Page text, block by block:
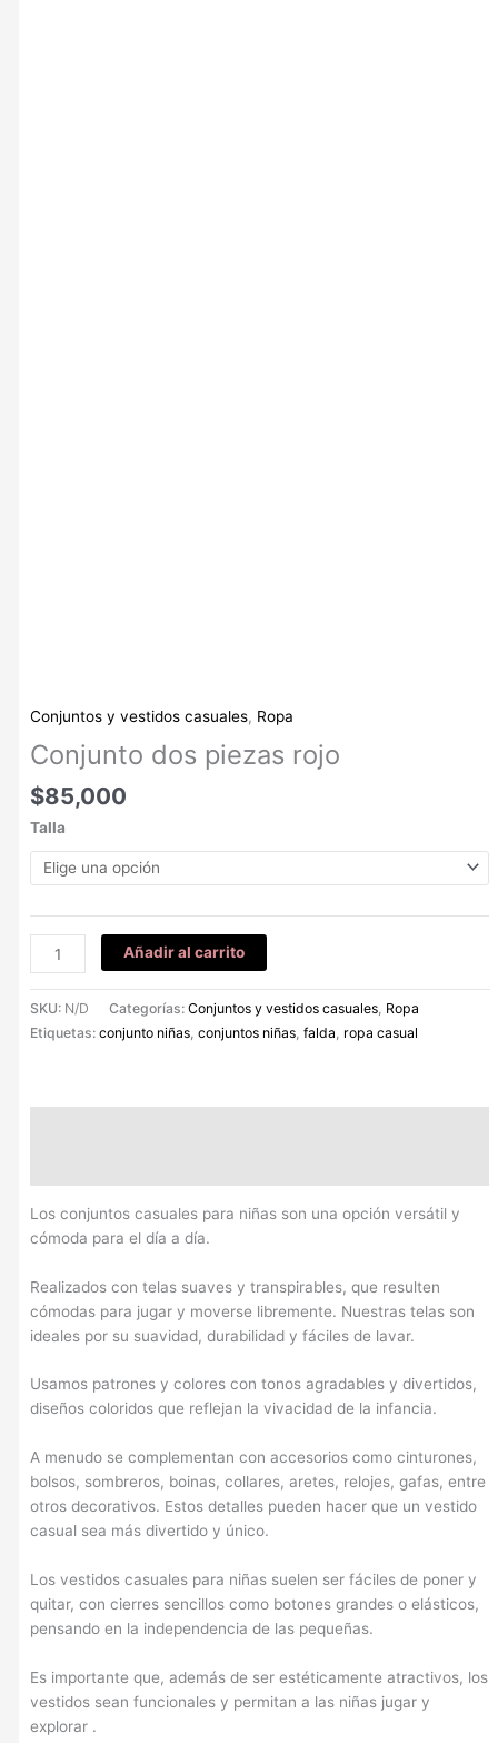
Conjuntos y vestidos casuales, Ropa
Conjunto dos piezas rojo
$85,000
Talla
Añadir al carrito
SKU: N/D Categorías:Conjuntos y vestidos casuales, Ropa
Etiquetas:conjunto niñas,conjuntos niñas,falda, ropa casual
Los conjuntos casuales para niñas son una opción versátil y
cómoda para el día a día.
Realizados con telas suaves y transpirables, que resulten
cómodas para jugar y moverse libremente. Nuestras telas son
ideales por su suavidad, durabilidad y fáciles de lavar.
Usamos patrones y colores con tonos agradables y divertidos,
diseños coloridos que reflejan la vivacidad de la infancia.
A menudo se complementan con accesorios como cinturones,
bolsos, sombreros, boinas, collares, aretes, relojes, gafas, entre
otros decorativos. Estos detalles pueden hacer que un vestido
casual sea más divertido y único.
Los vestidos casuales para niñas suelen ser fáciles de poner y
quitar, con cierres sencillos como botones grandes o elásticos,
pensando en la independencia de las pequeñas.
Es importante que, además de ser estéticamente atractivos, los
vestidos sean funcionales y permitan a las niñas jugar y
explorar .